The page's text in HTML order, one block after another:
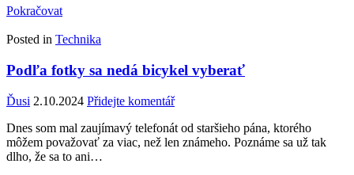
Pokračovat
Posted in Technika
Podľa fotky sa nedá bicykel vyberať
Ďusi 2.10.2024 Přidejte komentář
Dnes som mal zaujímavý telefonát od staršieho pána, ktorého
môžem považovať za viac, než len známeho. Poznáme sa už tak
dlho, že sa to ani…